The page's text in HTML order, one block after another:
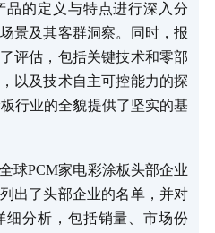
品的定义与特点进行深入分
景及其客群洞察。同时，报
评估，包括关键技术和零部
以及技术自主可控能力的探
行业的全貌提供了坚实的基
球PCM家电彩涂板头部企业
出了头部企业的名单，并对
细分析，包括销量、市场份